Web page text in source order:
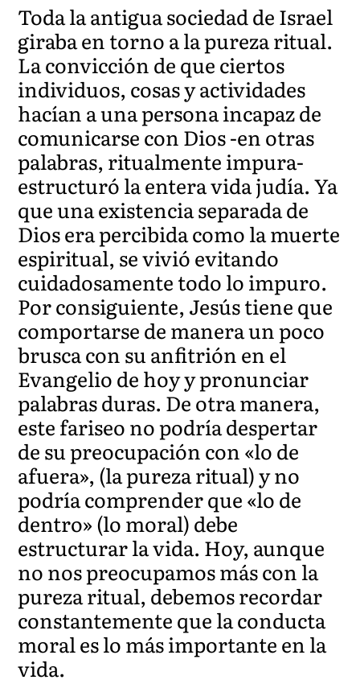
Toda la antigua sociedad de Israel
giraba en torno a la pureza ritual.
La convicción de que ciertos
individuos, cosas y actividades
hacían a una persona incapaz de
comunicarse con Dios -en otras
palabras, ritualmente impura-
estructuró la entera vida judía. Ya
que una existencia separada de
Dios era percibida como la muerte
espiritual, se vivió evitando
cuidadosamente todo lo impuro.
Por consiguiente, Jesús tiene que
comportarse de manera un poco
brusca con su anfitrión en el
Evangelio de hoy y pronunciar
palabras duras. De otra manera,
este fariseo no podría despertar
de su preocupación con «lo de
afuera», (la pureza ritual) y no
podría comprender que «lo de
dentro» (lo moral) debe
estructurar la vida. Hoy, aunque
no nos preocupamos más con la
pureza ritual, debemos recordar
constantemente que la conducta
moral es lo más importante en la
vida.